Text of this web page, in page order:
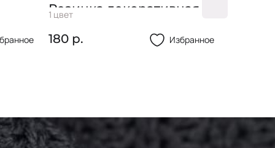
Резинка декоративная
38мм
1 цвет
180 р. Избранное